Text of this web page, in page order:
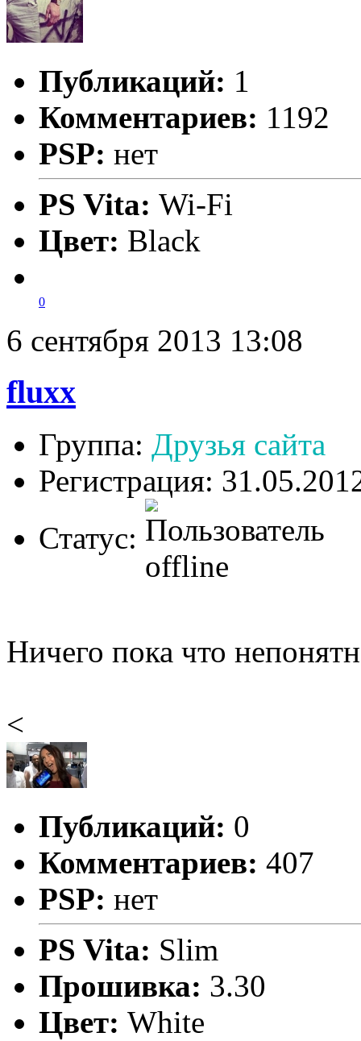
Публикаций: 1
Комментариев: 1192
PSP: нет
PS Vita: Wi-Fi
Цвет: Black
0
6 сентября 2013 13:08
fluxx
Группа: Друзья сайта
Регистрация:
Статус:
Ничего пока что
<
Публикаций: 0
Комментариев: 407
PSP: нет
PS Vita: Slim
Прошивка: 3.30
Цвет: White